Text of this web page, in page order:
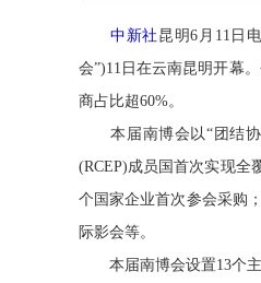
中新社 昆明6月11日
会”)11日在云南昆明开幕
商占比超60%。
本届南博会以“团结协
(RCEP)成员国首次实现全
个国家企业首次参会采购
际影会等。
本届南博会设置13个主